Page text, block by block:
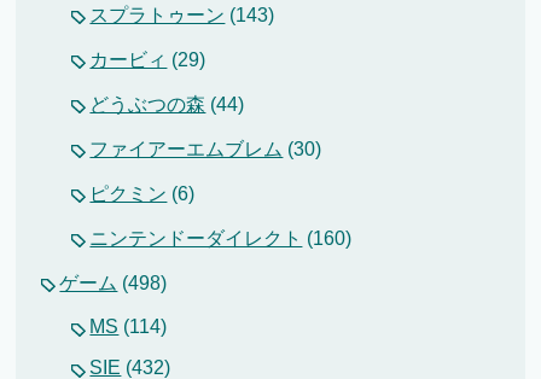
スプラトゥーン (143)
カービィ (29)
どうぶつの森 (44)
ファイアーエムブレム (30)
ピクミン (6)
ニンテンドーダイレクト (160)
ゲーム (498)
MS (114)
SIE (432)